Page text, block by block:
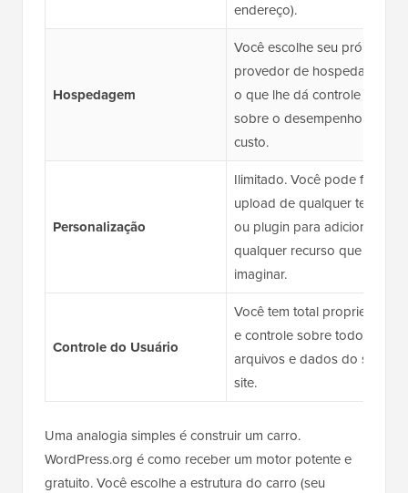
endereço).
Hospedagem
Você escolhe seu próprio
provedor de hospedagem,
o que lhe dá controle total
sobre o desempenho e o
custo.
Personalização
Ilimitado. Você pode fazer
upload de qualquer tema
ou plugin para adicionar
qualquer recurso que possa
imaginar.
Controle do Usuário
Você tem total propriedade
e controle sobre todos os
arquivos e dados do seu
site.
Uma analogia simples é construir um carro.
WordPress.org é como receber um motor potente e
gratuito. Você escolhe a estrutura do carro (seu